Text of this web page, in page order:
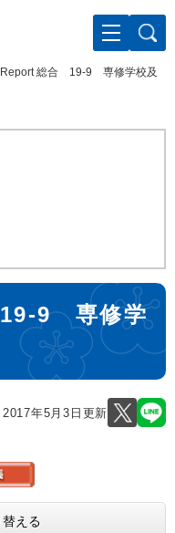
総合 19-9 専修学校及
9 専修学
年5月3日更新
える